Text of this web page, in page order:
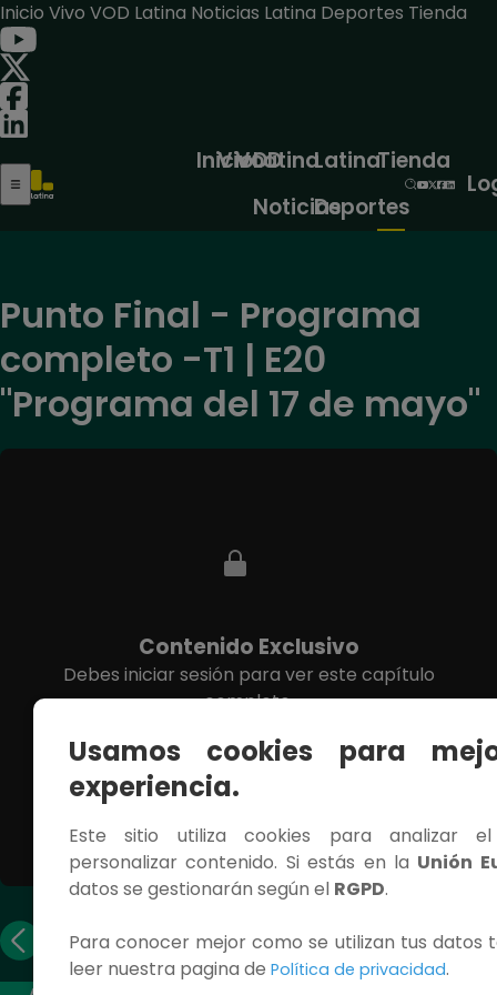
Inicio Vivo VOD Latina Noticias Latina Deportes Tienda
Inicio
Vivo
VOD
Latina
Noticias
Latina
Deportes
Tienda
Punto Final - Programa
completo -T1 | E20
"Programa del 17 de mayo"
Contenido Exclusivo
Debes iniciar sesión para ver este capítulo
completo.
INICIAR SESIÓN
anterior
siguiente
Usamos cookies para
experiencia.
Este sitio utiliza cookies para analizar
personalizar contenido. Si estás en la Unión
datos se gestionarán según el RGPD.
Para conocer mejor como se utilizan tus datos
leer nuestra pagina de Política de privacidad.